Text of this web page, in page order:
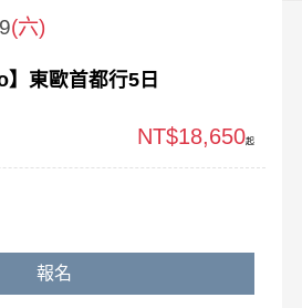
(六)
】東歐首都行5日
NT$18,650起
報名